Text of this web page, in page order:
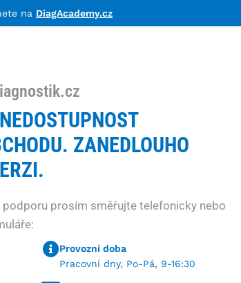
na DiagAcademy.cz
ZANEDLOUHO
prosím směřujte telefonicky nebo
Provozní doba
Pracovní dny, Po-Pá, 9-16:30